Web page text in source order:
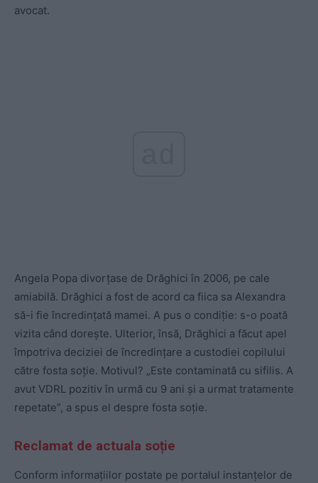
avocat.
Angela Popa divorțase de Drăghici în 2006, pe cale
amiabilă. Drăghici a fost de acord ca fiica sa Alexandra
să-i fie încredințată mamei. A pus o condiție: s-o poată
vizita când dorește. Ulterior, însă, Drăghici a făcut apel
împotriva deciziei de încredințare a custodiei copilului
către fosta soție. Motivul? „Este contaminată cu sifilis. A
avut VDRL pozitiv în urmă cu 9 ani și a urmat tratamente
repetate”, a spus el despre fosta soție.
Reclamat de actuala soție
Conform informaţiilor postate pe portalul instanţelor de